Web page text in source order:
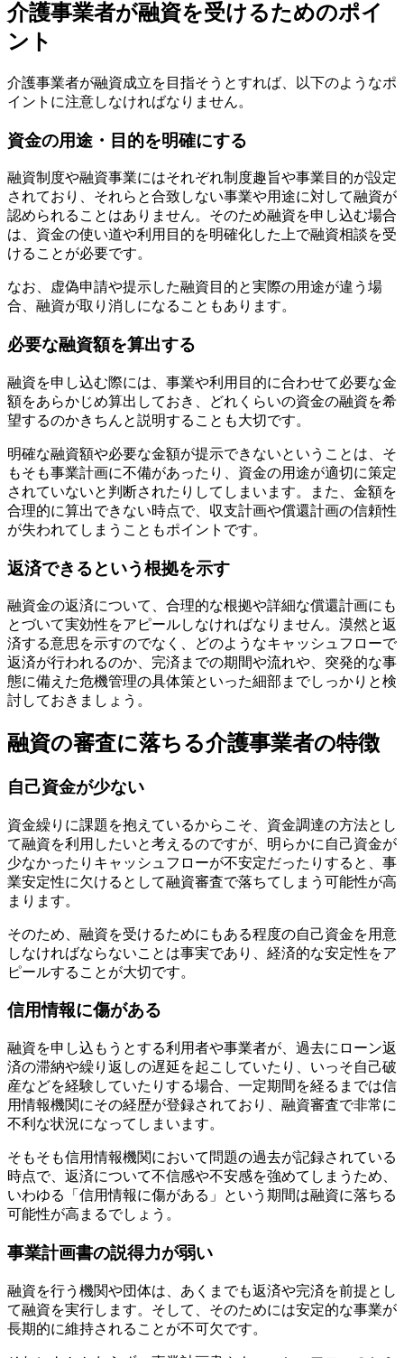
介護事業者が融資を受けるためのポイ
ント
介護事業者が融資成立を目指そうとすれば、以下のようなポ
イントに注意しなければなりません。
資金の用途・目的を明確にする
融資制度や融資事業にはそれぞれ制度趣旨や事業目的が設定
されており、それらと合致しない事業や用途に対して融資が
認められることはありません。そのため融資を申し込む場合
は、 資金の使い道や利用目的を明確化した上で融資相談を受
ける ことが必要です。
なお、虚偽申請や提示した融資目的と実際の用途が違う場
合、融資が取り消しになることもあります。
必要な融資額を算出する
融資を申し込む際には、事業や利用目的に合わせて必要な金
額をあらかじめ算出しておき、どれくらいの資金の融資を希
望するのかきちんと説明することも大切です。
明確な融資額や必要な金額が提示できないということは、そ
もそも事業計画に不備があったり、資金の用途が適切に策定
されていないと判断されたりしてしまいます。また、 金額を
合理的に算出できない時点で、収支計画や償還計画の信頼性
が失われてしまう こともポイントです。
返済できるという根拠を示す
融資金の返済について、合理的な根拠や詳細な償還計画にも
とづいて実効性をアピールしなければなりません。漠然と返
済する意思を示すのでなく、
どのようなキャッシュフローで
返済が行われるのか、完済までの期間や流れや、突発的な事
態に備えた危機管理の具体策といった細部までしっかりと検
討しておきましょう。
融資の審査に落ちる介護事業者の特徴
自己資金が少ない
資金繰りに課題を抱えているからこそ、資金調達の方法とし
て融資を利用したいと考えるのですが、明らかに自己資金が
少なかったりキャッシュフローが不安定だったりすると、事
業安定性に欠けるとして融資審査で落ちてしまう可能性が高
まります。
そのため、 融資を受けるためにもある程度の自己資金を用意
しなければならないことは事実であり、経済的な安定性をア
ピールすることが大切です。
信用情報に傷がある
融資を申し込もうとする利用者や事業者が、過去にローン返
済の滞納や繰り返しの遅延を起こしていたり、いっそ自己破
産などを経験していたりする場合、一定期間を経るまでは信
用情報機関にその経歴が登録されており、融資審査で非常に
不利 な状況になってしまいます。
そもそも信用情報機関において問題の過去が記録されている
時点で、返済について不信感や不安感を強めてしまうため、
いわゆる「信用情報に傷がある」という期間は融資に落ちる
可能性が高まるでしょう。
事業計画書の説得力が弱い
融資を行う機関や団体は、あくまでも返済や完済を前提とし
て融資を実行します。そして、そのためには安定的な事業が
長期的に維持されることが不可欠です。